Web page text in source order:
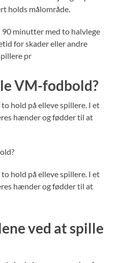
holds målområde.
minutter med to halvlege
for skader eller andre
pr
VM-fodbold?
hold på elleve spillere. I et
hænder og fødder til at
hold på elleve spillere. I et
hænder og fødder til at
ved at spille